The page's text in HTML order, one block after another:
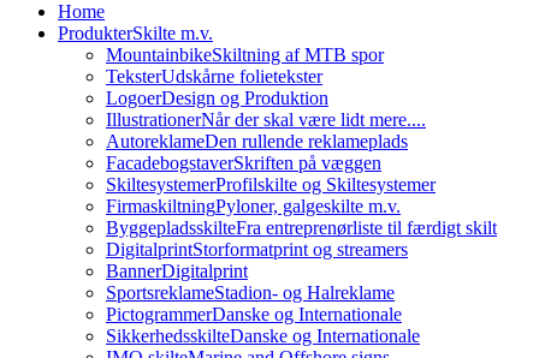
Home
ProdukterSkilte m.v.
MountainbikeSkiltning af MTB spor
TeksterUdskårne folietekster
LogoerDesign og Produktion
IllustrationerNår der skal være lidt mere....
AutoreklameDen rullende reklameplads
FacadebogstaverSkriften på væggen
SkiltesystemerProfilskilte og Skiltesystemer
FirmaskiltningPyloner, galgeskilte m.v.
ByggepladsskilteFra entreprenørliste til færdigt skilt
DigitalprintStorformatprint og streamers
BannerDigitalprint
SportsreklameStadion- og Halreklame
PictogrammerDanske og Internationale
SikkerhedsskilteDanske og Internationale